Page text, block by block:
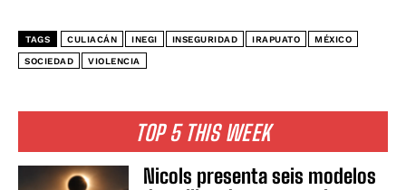
TOP 5 THIS WEEK
Nicols presenta seis modelos
TAGS CULIACÁN INEGI INSEGURIDAD IRAPUATO MÉXICO
SOCIEDAD VIOLENCIA